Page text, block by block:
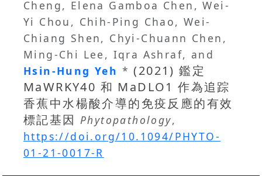
Cheng, Elena Gamboa Chen, Wei-
Yi Chou, Chih-Ping Chao, Wei-
Chiang Shen, Chyi-Chuann Chen,
Ming-Chi Lee, Iqra Ashraf, and
Hsin-Hung Yeh * (2021) 鑑定
MaWRKY40 和 MaDLO1 作為追踪
香蕉中水楊酸介導的免疫反應的有效
標記基因 Phytopathology,
https://doi.org/10.1094/PHYTO-
01-21-0017-R